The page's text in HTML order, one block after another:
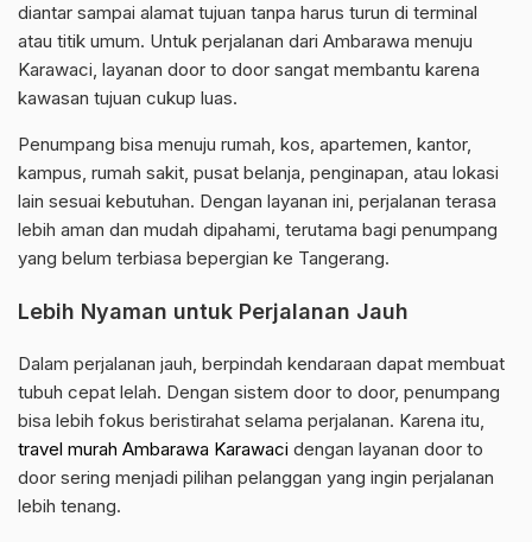
diantar sampai alamat tujuan tanpa harus turun di terminal
atau titik umum. Untuk perjalanan dari Ambarawa menuju
Karawaci, layanan door to door sangat membantu karena
kawasan tujuan cukup luas.
Penumpang bisa menuju rumah, kos, apartemen, kantor,
kampus, rumah sakit, pusat belanja, penginapan, atau lokasi
lain sesuai kebutuhan. Dengan layanan ini, perjalanan terasa
lebih aman dan mudah dipahami, terutama bagi penumpang
yang belum terbiasa bepergian ke Tangerang.
Lebih Nyaman untuk Perjalanan Jauh
Dalam perjalanan jauh, berpindah kendaraan dapat membuat
tubuh cepat lelah. Dengan sistem door to door, penumpang
bisa lebih fokus beristirahat selama perjalanan. Karena itu,
travel murah Ambarawa Karawaci dengan layanan door to
door sering menjadi pilihan pelanggan yang ingin perjalanan
lebih tenang.